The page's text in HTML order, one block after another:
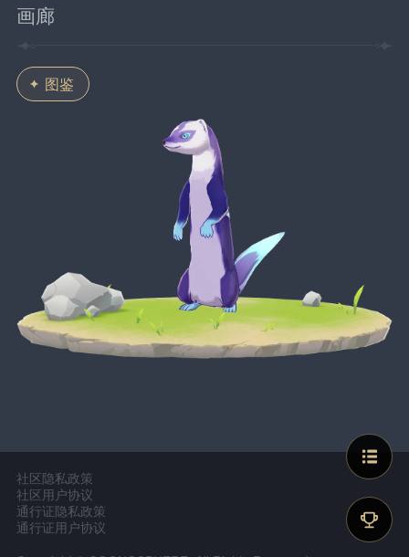
画廊
图鉴
社区隐私政策
社区用户协议
通行证隐私政策
通行证用户协议